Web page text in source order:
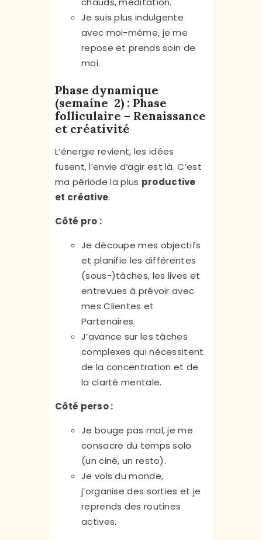
Je suis plus indulgente
avec moi-même, je me
repose et prends soin de
moi.
Phase dynamique
(semaine 2) : Phase
folliculaire – Renaissance
et créativité
L’énergie revient, les idées
fusent, l’envie d’agir est là. C’est
ma période la plus productive
et créative.
Côté pro :
Je découpe mes objectifs
et planifie les différentes
(sous-)tâches, les lives et
entrevues à prévoir avec
mes Clientes et
Partenaires.
J’avance sur les tâches
complexes qui nécessitent
de la concentration et de
la clarté mentale.
Côté perso :
Je bouge pas mal, je me
consacre du temps solo
(un ciné, un resto).
Je vois du monde,
j’organise des sorties et je
reprends des routines
actives.